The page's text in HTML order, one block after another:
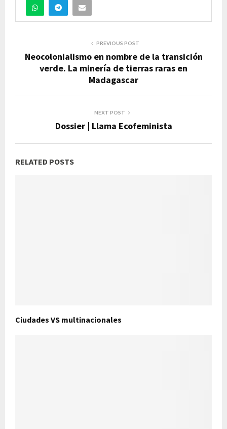
PREVIOUS POST
Neocolonialismo en nombre de la transición
verde. La minería de tierras raras en
Madagascar
NEXT POST
Dossier | Llama Ecofeminista
RELATED POSTS
Ciudades VS multinacionales